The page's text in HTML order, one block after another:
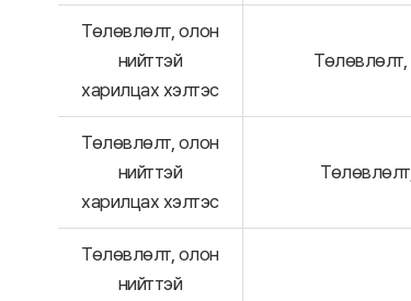
Төлөвлөлт, олон
нийттэй
харилцах хэлтэс
Төлөвлөлт,
Төлөвлөлт, олон
нийттэй
харилцах хэлтэс
Төлөвлөлт, олон
нийттэй